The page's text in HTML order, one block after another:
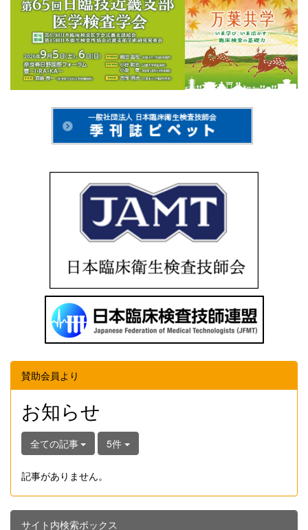
賛助会員より
お知らせ
全ての記事 5件
記事がありません。
サイト内検索ボックス